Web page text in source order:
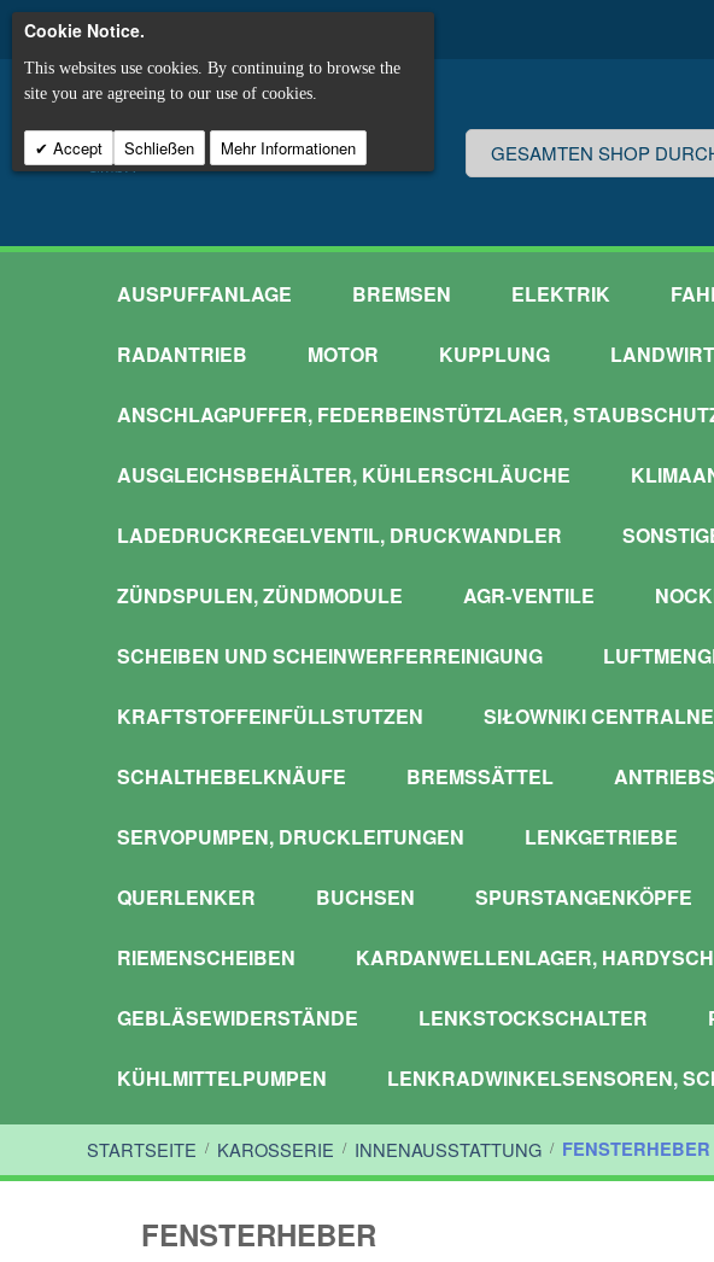
AUSPUFFANLAGE BREMSEN ELEKTRIK
RADANTRIEB MOTOR KUPPLUNG
ANSCHLAGPUFFER, FEDERBEINSTÜTZLAGER,
AUSGLEICHSBEHÄLTER, KÜHLERSCHLÄUCHE
LADEDRUCKREGELVENTIL, DRUCKWANDLER
ZÜNDSPULEN, ZÜNDMODULE AGR-VENTILE
SCHEIBEN UND SCHEINWERFERREINIGUNG
KRAFTSTOFFEINFÜLLSTUTZEN SIŁOWNIKI
SCHALTHEBELKNÄUFE BREMSSÄTTEL
SERVOPUMPEN, DRUCKLEITUNGEN LENKGETRIEBE
QUERLENKER BUCHSEN SPURSTANGENKÖPFE
RIEMENSCHEIBEN KARDANWELLENLAGER,
GEBLÄSEWIDERSTÄNDE LENKSTOCKSCHALTER
KÜHLMITTELPUMPEN LENKRADWINKELSENSOREN,
STARTSEITE / KAROSSERIE / INNENAUSSTATTUNG / FENSTERHEBER
FENSTERHEBER
Cookie Notice.
This websites use cookies. By continuing to browse the
site you are agreeing to our use of cookies.
Accept Schließen Mehr Informationen